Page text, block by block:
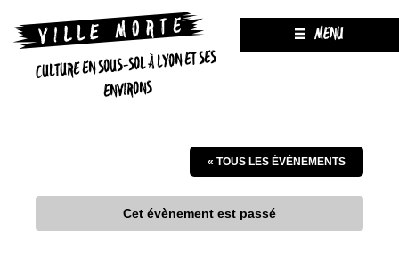
CULTURE EN SOUS-SOL À LYON ET SES
ENVIRONS
MENU
« TOUS LES ÉVÈNEMENTS
Cet évènement est passé